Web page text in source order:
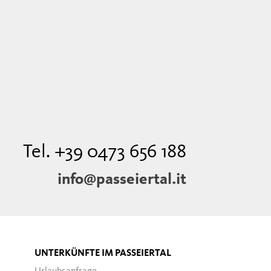
Tel. +39 0473 656 188
info@passeiertal.it
UNTERKÜNFTE IM PASSEIERTAL